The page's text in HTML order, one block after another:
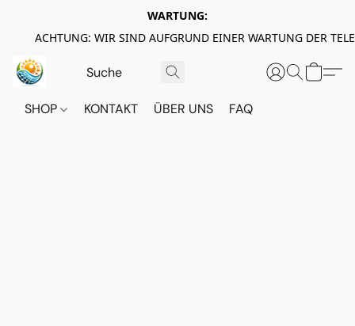
WARTUNG:
ACHTUNG: WIR SIND AUFGRUND EINER WARTUNG DER
SHOP KONTAKT ÜBER UNS FAQ